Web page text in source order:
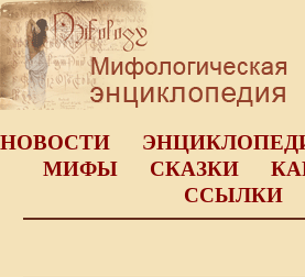
НОВОСТИ
МИФЫ
СКАЗКИ
ССЫЛКИ